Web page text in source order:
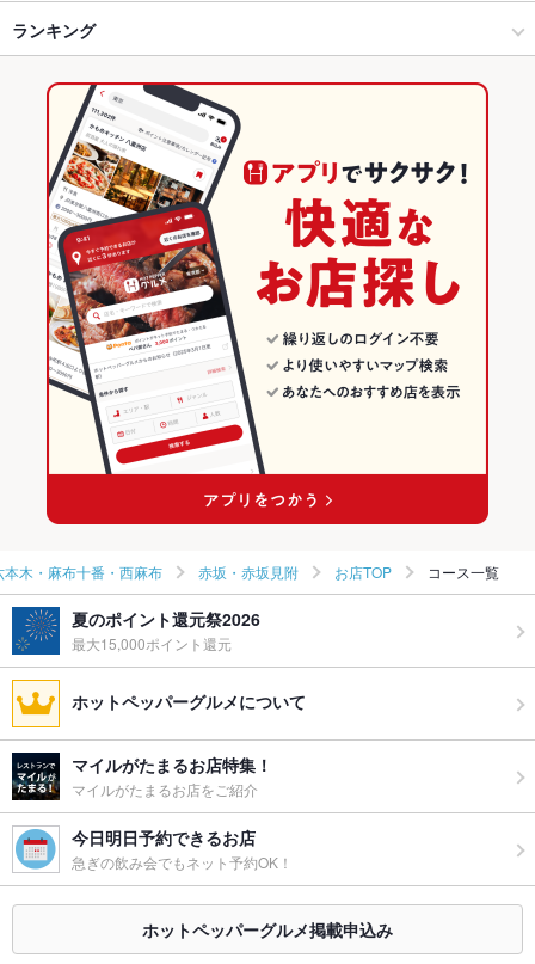
赤坂・六本木・麻布十番・西麻布 × 和風
赤坂駅 × 居酒屋
赤坂駅 × 和風
和食全般
赤坂・六本木・麻布十番・西麻布 × 和食
赤坂・六本木・麻布十番・西麻布 × 和食全般
赤坂駅 × 和食
赤坂駅 × 和食全般
赤坂・赤坂見附 × 和風
赤坂・赤坂見附 × 和食
赤坂・赤坂見附 × 和食全般
東京 × 居酒屋
東京 × 和風
東京 × 和食
東京 × 和食全般
赤坂見附駅
永田町駅
からあげ
レバー つくね 地鶏
牛タン ケーキ パフェ
ランキング
東京のグルメランキング
東京の居酒屋ランキング
赤坂・六本木・麻布十番・西麻布のグルメランキング
赤坂・六本木・麻布十番・西麻布の居酒屋ランキング
赤坂・赤坂見附のグルメランキング
赤坂・赤坂見附の居酒屋ランキング
本木・麻布十番・西麻布 赤坂・赤坂見附 お店TOP コース一覧
夏のポイント還元祭2026
最大15,000ポイント還元
ホットペッパーグルメについて
マイルがたまるお店特集！
マイルがたまるお店をご紹介
今日明日予約できるお店
急ぎの飲み会でもネット予約OK！
ホットペッパーグルメ掲載申込み